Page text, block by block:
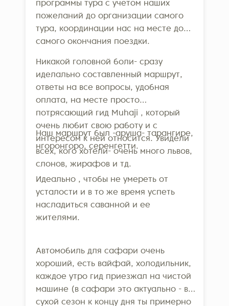
программы тура с учетом наших
пожеланий до организации самого
тура, координации нас на месте до
самого окончания поездки.
Никакой головной боли- сразу
иделально составленный маршрут,
ответы на все вопросы, удобная
оплата, на месте просто
потрясающий гид Muhaji , который
очень любит свою работу и с
интересом к ней относится. Увидели
всех, кого хотели- очень много львов,
слонов, жирафов и тд.
Наш маршрут был -аруша- тарангире,
нгоронгоро, серенгетти.
Идеально , чтобы не умереть от
усталости и в то же время успеть
насладиться саванной и ее
жителями.
Автомобиль для сафари очень
хороший, есть вайфай, холодильник,
каждое утро гид приезжал на чистой
машине (в сафари это актуально - в
сухой сезон к концу дня ты примерно